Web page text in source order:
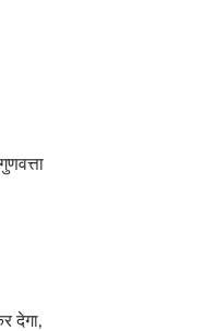
देगा,